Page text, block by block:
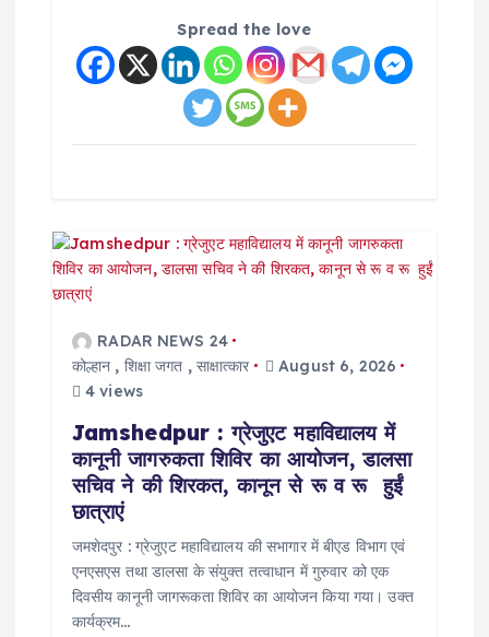
Spread the love
RADAR NEWS 24
कोल्हान , शिक्षा जगत , साक्षात्कार
August 6, 2026
4 views
Jamshedpur : ग्रेजुएट महाविद्यालय में
कानूनी जागरुकता शिविर का आयोजन, डालसा
सचिव ने की शिरकत, कानून से रू व रू हुईं
छात्राएं
जमशेदपुर : ग्रेजुएट महाविद्यालय की सभागार में बीएड विभाग एवं
एनएसएस तथा डालसा के संयुक्त तत्वाधान में गुरुवार को एक
दिवसीय कानूनी जागरूकता शिविर का आयोजन किया गया। उक्त
कार्यक्रम…